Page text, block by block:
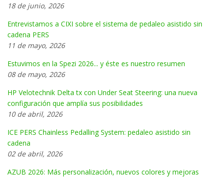
18 de junio, 2026
Entrevistamos a CIXI sobre el sistema de pedaleo asistido sin
cadena PERS
11 de mayo, 2026
Estuvimos en la Spezi 2026... y éste es nuestro resumen
08 de mayo, 2026
HP Velotechnik Delta tx con Under Seat Steering: una nueva
configuración que amplía sus posibilidades
10 de abril, 2026
ICE PERS Chainless Pedalling System: pedaleo asistido sin
cadena
02 de abril, 2026
AZUB 2026: Más personalización, nuevos colores y mejoras